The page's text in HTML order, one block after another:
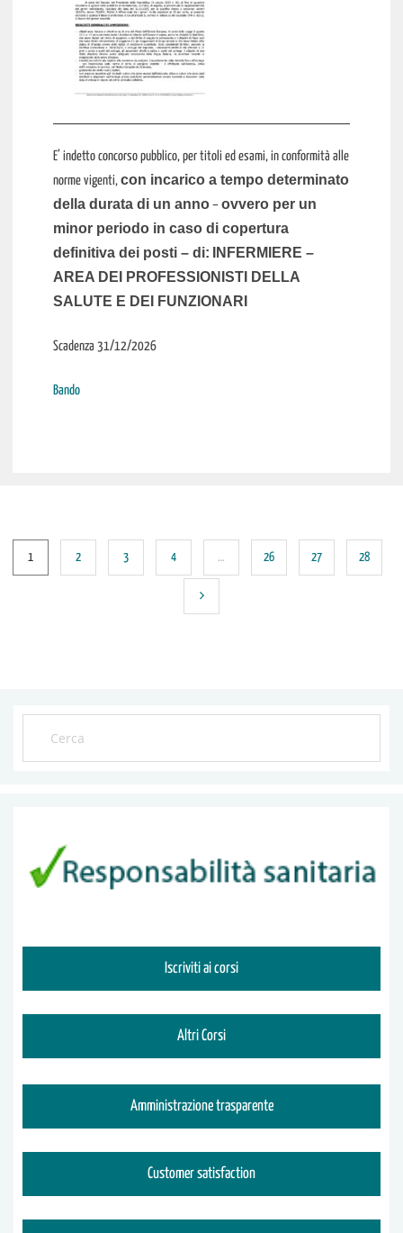
E’ indetto concorso pubblico, per titoli ed esami, in conformità alle
norme vigenti, con incarico a tempo determinato
della durata di un anno – ovvero per un
minor periodo in caso di copertura
definitiva dei posti – di:
INFERMIERE –
AREA DEI PROFESSIONISTI DELLA
SALUTE E DEI FUNZIONARI
Scadenza 31/12/2026
Bando
1 2 3 4 … 26 27 28
Iscriviti ai corsi
Altri Corsi
Amministrazione trasparente
Customer satisfaction